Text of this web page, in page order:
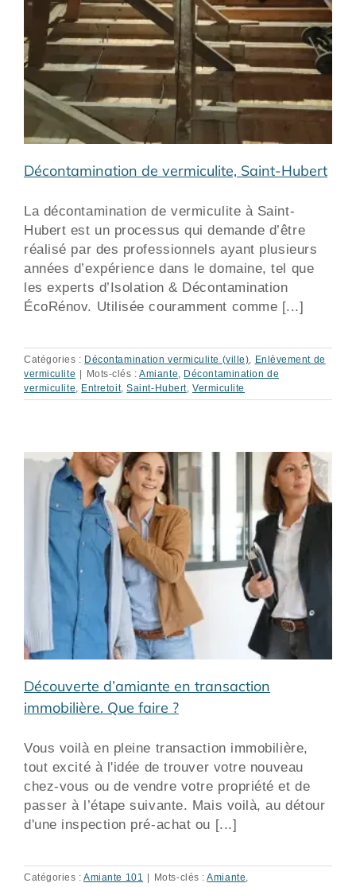
Décontamination de vermiculite, Saint-Hubert
La décontamination de vermiculite à Saint-
Hubert est un processus qui demande d’être
réalisé par des professionnels ayant plusieurs
années d’expérience dans le domaine, tel que
les experts d’Isolation & Décontamination
ÉcoRénov. Utilisée couramment comme [...]
Catégories : Décontamination vermiculite (ville), Enlèvement de
vermiculite | Mots-clés :Amiante, Décontamination de
vermiculite, Entretoit,Saint-Hubert, Vermiculite
Découverte d’amiante en transaction
immobilière. Que faire ?
Vous voilà en pleine transaction immobilière,
tout excité à l'idée de trouver votre nouveau
chez-vous ou de vendre votre propriété et de
passer à l’étape suivante. Mais voilà, au détour
d'une inspection pré-achat ou [...]
Catégories :Amiante 101 Mots-clés :Amiante,